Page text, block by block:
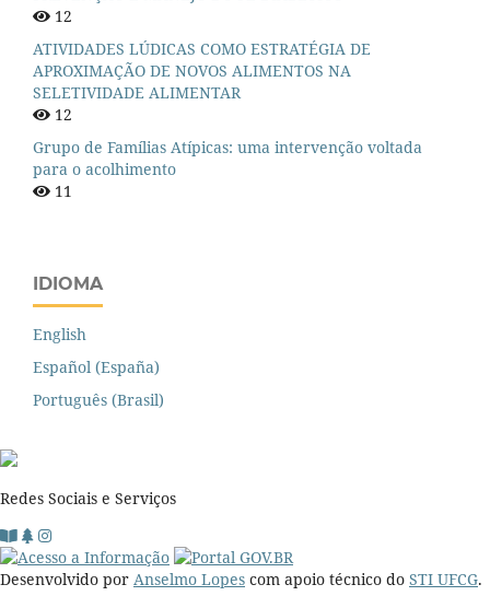
12
ATIVIDADES LÚDICAS COMO ESTRATÉGIA DE
APROXIMAÇÃO DE NOVOS ALIMENTOS NA
SELETIVIDADE ALIMENTAR
12
Grupo de Famílias Atípicas: uma intervenção voltada
para o acolhimento
11
IDIOMA
English
Español (España)
Português (Brasil)
Redes Sociais e Serviços
Desenvolvido por Anselmo Lopes com apoio técnico do STI UFCG.